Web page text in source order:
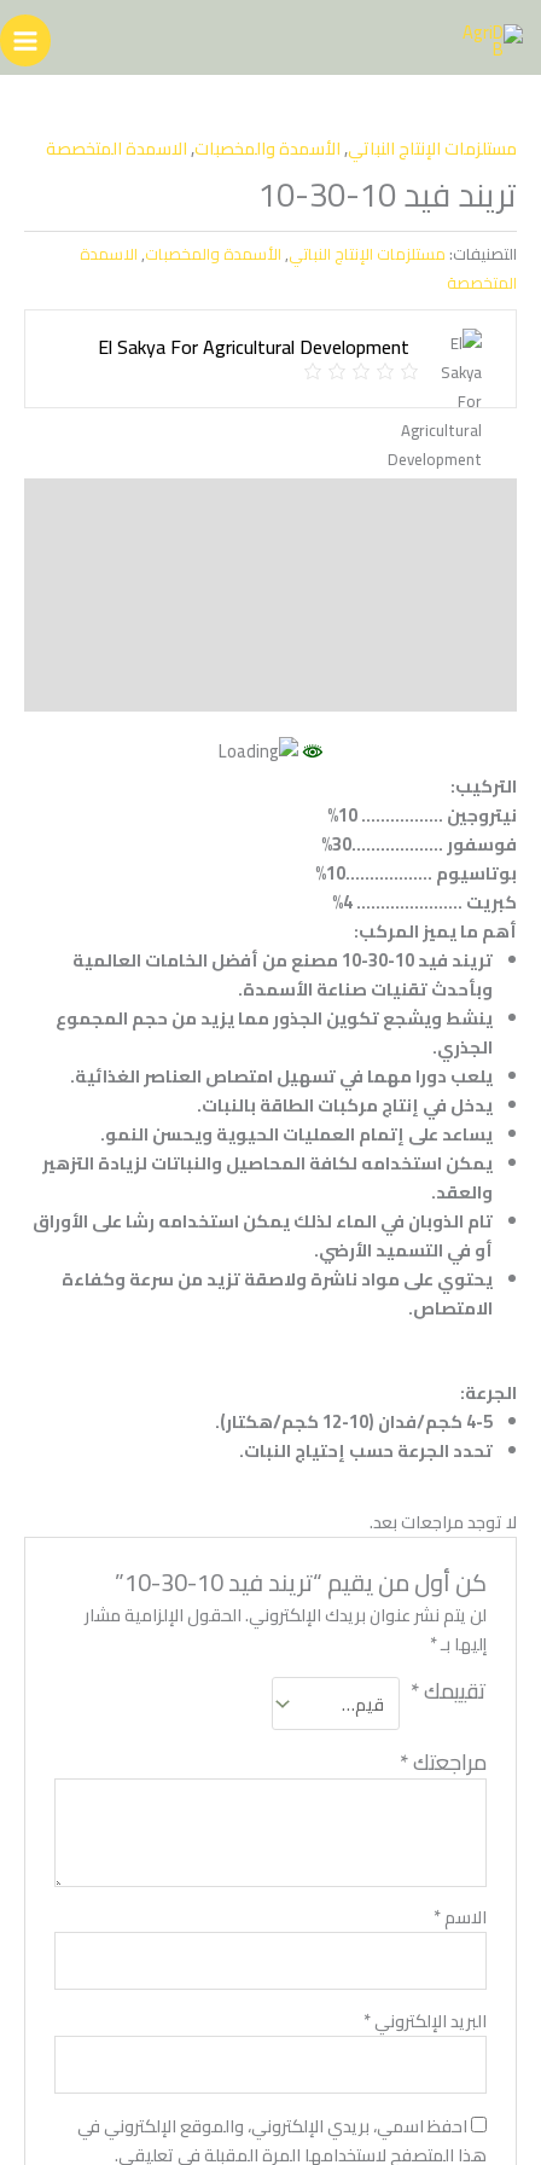
إلى
المحتوى
مستلزمات الإنتاج النباتي,الأسمدة والمخصبات,الاسمدة المتخصصة
تريند فيد 10-30-10
التصنيفات: مستلزمات الإنتاج النباتي,الأسمدة والمخصبات,الاسمدة
المتخصصة
El Sakya For Agricultural Development ‏
التركيب:
نيتروجين …………….. 10%
فوسفور ……………….30%
بوتاسيوم ……………..
.10%
كبريت ………………...
. 4%
أهمما يميز المركب:
تريند فيد 10-30-10 مصنع من أفضل الخامات العالمية
وبأحدث تقنيات صناعة الأسمدة.
ينشط ويشجع تكوين الجذور مما يزيد من حجم المجموع
الجذري.
يلعب دورا مهما في تسهيل امتصاص العناصر الغذائية.
يدخل في إنتاج مركبات الطاقة بالنبات.
يساعد على إتمام العمليات الحيوية ويحسن النمو.
يمكن استخدامه لكافة المحاصيل والنباتات لزيادة التزهير
والعقد.
تام الذوبان في الماء لذلك يمكن استخدامه رشا على الأوراق
أو في التسميد الأرضي.
يحتوي على مواد ناشرة ولاصقة تزيد من سرعة وكفاءة
الامتصاص.
الجرعة:
4-5 كجم/فدان (10-12 كجم/هكتار).
تحدد الجرعة حسب إحتياج النبات.
لا توجد مراجعات بعد.
كن أول من يقيم “تريند فيد 10-30-10”
لن يتم نشر عنوان بريدك الإلكتروني.الحقول الإلزامية مشار
إليها بـ*
تقييمك*
مراجعتك*
الاسم*
البريد الإلكتروني*
احفظ اسمي، بريدي الإلكتروني، والموقع الإلكتروني في
هذا المتصفح لاستخدامها المرة المقبلة في تعليقي.